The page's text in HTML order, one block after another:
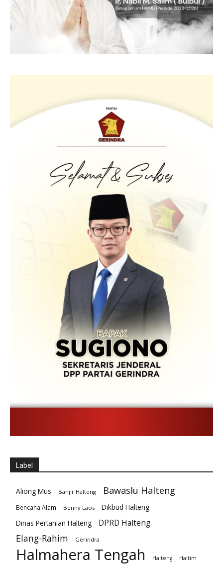
Label
Aliong Mus Banjir Halteng Bawaslu Halteng
Bencana Alam Benny Laos
Dikbud Halteng
Dinas Pertanian Halteng
DPRD Halteng
Elang-Rahim Gerindra
Halmahera Tengah Halteng Haltim